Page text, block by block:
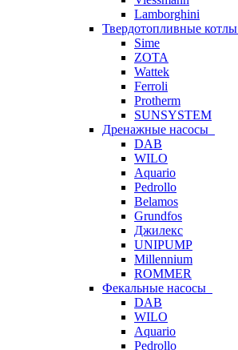
Lamborghini
Твердотопливные котлы
Sime
ZOTA
Wattek
Ferroli
Protherm
SUNSYSTEM
Дренажные насосы
DAB
WILO
Aquario
Pedrollo
Belamos
Grundfos
Джилекс
UNIPUMP
Millennium
ROMMER
Фекальные насосы
DAB
WILO
Aquario
Pedrollo